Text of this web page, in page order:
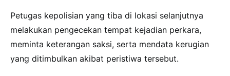
Petugas kepolisian yang tiba di lokasi selanjutnya
melakukan pengecekan tempat kejadian perkara,
meminta keterangan saksi, serta mendata kerugian
yang ditimbulkan akibat peristiwa tersebut.